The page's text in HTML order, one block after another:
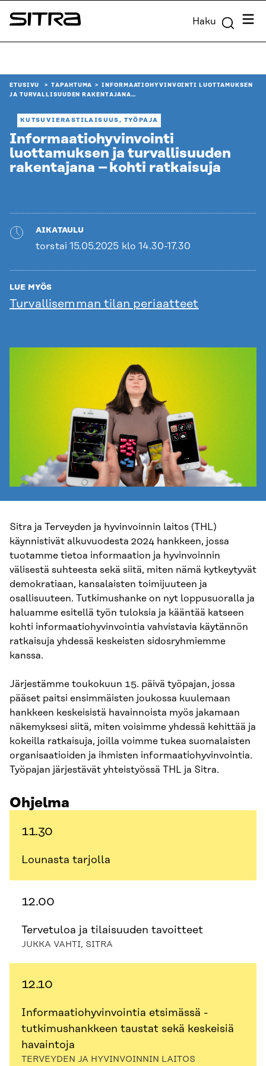
Siirry
suoraan
Sitra Haku
ETUSIVU TAPAHTUMA
INFORMAATIOHYVINVOINTI LUOTTAMUKSEN
JA TURVALLISUUDEN RAKENTAJANA…
KUTSUVIERASTILAISUUS, TYÖPAJA
Informaatiohyvinvointi
luottamuksen ja turvallisuuden
rakentajana – kohti ratkaisuja
AIKATAULU
torstai 15.05.2025 klo 14.30-17.30
LUE MYÖS
Turvallisemman tilan periaatteet
Sitra ja Terveyden ja hyvinvoinnin laitos (THL)
käynnistivät alkuvuodesta 2024 hankkeen, jossa
tuotamme tietoa informaation ja hyvinvoinnin
välisestä suhteesta sekä siitä, miten nämä kytkeytyvät
demokratiaan, kansalaisten toimijuuteen ja
osallisuuteen. Tutkimushanke on nyt loppusuoralla ja
haluamme esitellä työn tuloksia ja kääntää katseen
kohti informaatiohyvinvointia vahvistavia käytännön
ratkaisuja yhdessä keskeisten sidosryhmiemme
kanssa.
Järjestämme toukokuun 15. päivä työpajan, jossa
pääset paitsi ensimmäisten joukossa kuulemaan
hankkeen keskeisistä havainnoista myös jakamaan
näkemyksesi siitä, miten voisimme yhdessä kehittää ja
kokeilla ratkaisuja, joilla voimme tukea suomalaisten
organisaatioiden ja ihmisten informaatiohyvinvointia.
Työpajan järjestävät yhteistyössä THL ja Sitra.
Ohjelma
11.30
Lounasta tarjolla
12.00
Tervetuloa ja tilaisuuden tavoitteet
JUKKA VAHTI, SITRA
12.10
Informaatiohyvinvointia etsimässä -
tutkimushankkeen taustat sekä keskeisiä
havaintoja
TERVEYDEN JA HYVINVOINNIN LAITOS